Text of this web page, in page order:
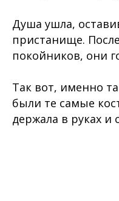
Душа ушла,
пристанище.
покойников, они
Так вот, именно
были те самые
держала в руках и